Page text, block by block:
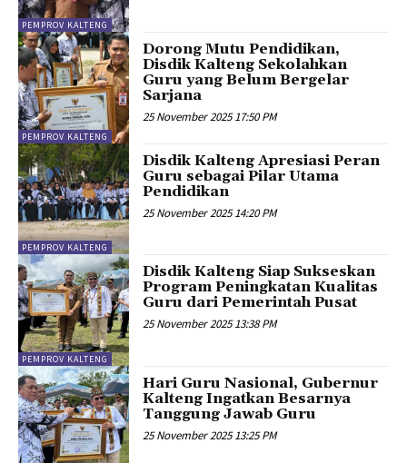
PEMPROV KALTENG
PEMPROV KALTENG
Dorong Mutu Pendidikan,
Disdik Kalteng Sekolahkan
Guru yang Belum Bergelar
Sarjana
25 November 2025 17:50 PM
PEMPROV KALTENG
Disdik Kalteng Apresiasi Peran
Guru sebagai Pilar Utama
Pendidikan
25 November 2025 14:20 PM
PEMPROV KALTENG
Disdik Kalteng Siap Sukseskan
Program Peningkatan Kualitas
Guru dari Pemerintah Pusat
25 November 2025 13:38 PM
Hari Guru Nasional, Gubernur
Kalteng Ingatkan Besarnya
Tanggung Jawab Guru
25 November 2025 13:25 PM